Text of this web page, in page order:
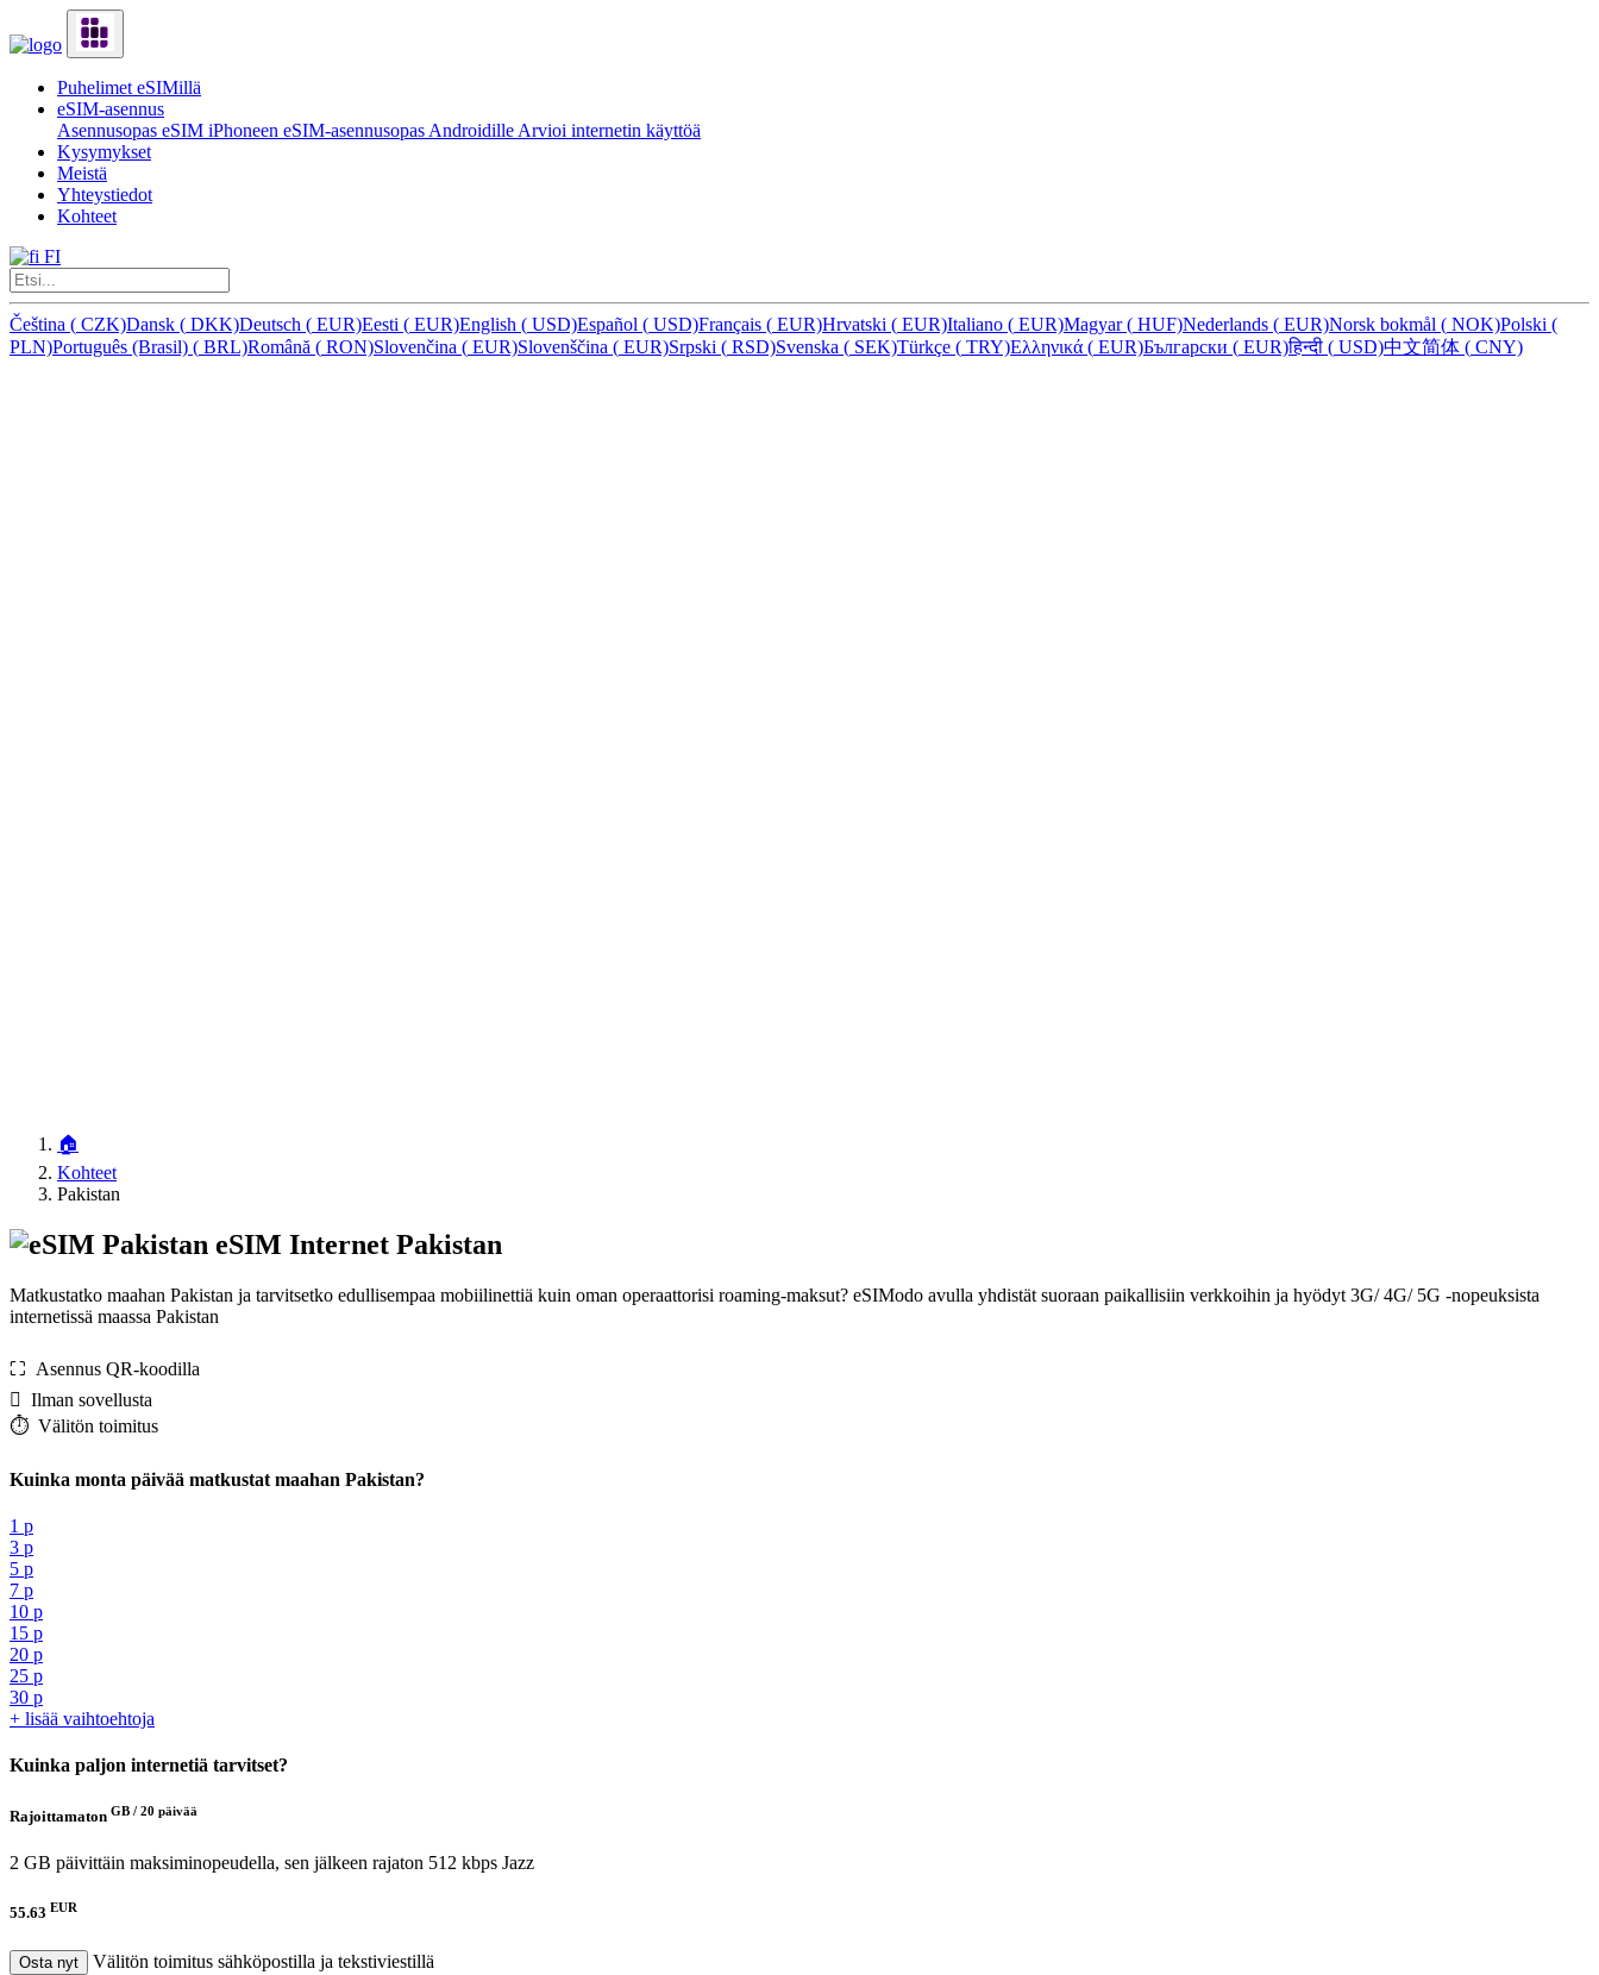
Puhelimet eSIMillä
eSIM-asennus
Asennusopas eSIM iPhoneen eSIM-asennusopas Androidille Arvioi internetin käyttöä
Kysymykset
Meistä
Yhteystiedot
Kohteet
FI
Čeština ( CZK)Dansk ( DKK)Deutsch ( EUR)Eesti ( EUR)English ( USD)Español ( USD)Français ( EUR)Hrvatski ( EUR)Italiano ( EUR)Magyar( HUF)Nederlands ( EUR)Norsk bokmål ( NOK)Polski (
PLN)Português (Brasil) ( BRL)Română ( RON)Slovenčina ( EUR)Slovenščina ( EUR)Srpski ( RSD)Svenska ( SEK)Türkçe ( TRY)Ελληνικά ( EUR)Български ( EUR)हिन्दी ( USD)中文简体 ( CNY)
🏠
Kohteet
Pakistan
eSIM Internet Pakistan
Matkustatko maahan Pakistan ja tarvitsetko edullisempaa mobiilinettiä kuin oman operaattorisi roaming-maksut? eSIModo avulla yhdistät suoraan paikallisiin verkkoihin ja hyödyt 3G/ 4G/ 5G -nopeuksista
internetissä maassa Pakistan
⛶️️ Asennus QR-koodilla
️ Ilman sovellusta
⏱️️ Välitön toimitus
Kuinka monta päivää matkustat maahan Pakistan?
1 p
3 p
5 p
7 p
10 p
15 p
20 p
25 p
30 p
+ lisää vaihtoehtoja
Kuinka paljon internetiä tarvitset?
Rajoittamaton GB / 20 päivää
2 GB päivittäin maksiminopeudella, sen jälkeen rajaton 512 kbps Jazz
55.63 EUR
Osta nyt
Välitön toimitus sähköpostilla ja tekstiviestillä